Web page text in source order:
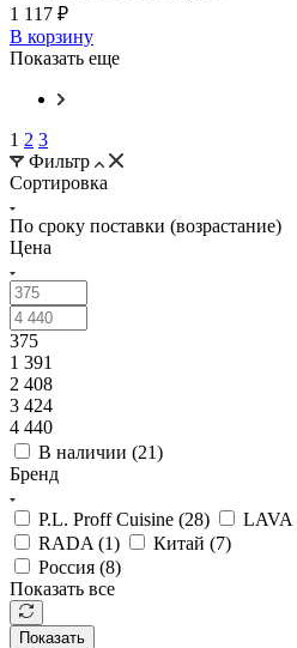
1 117 ₽
В корзину
Показать еще
1 2 3
Фильтр
Сортировка
По сроку поставки (возрастание)
Цена
375
1 391
2 408
3 424
4 440
В наличии (21)
Бренд
P.L. Proff Cuisine (28) LAVA
RADA (1) Китай (7)
Россия (8)
Показать все
Показать